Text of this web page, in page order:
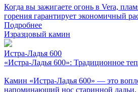
Когда вы зажигаете огонь в Vera,
горения гарантирует экономичный
Подробнее
Изразцовый камин
Истра-Ладья 600
«Истра-Ладья 600»: Традиционное
Камин «Истра-Ладья 600» — это
напоминающий нос старинной ладьи,